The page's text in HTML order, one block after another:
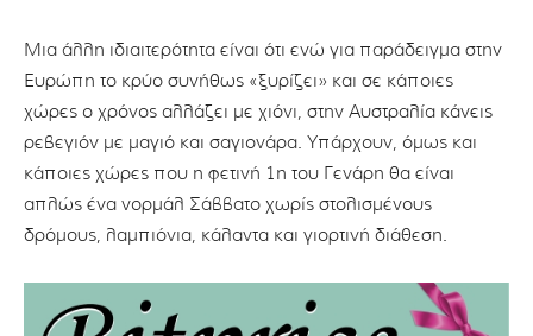
Μια άλλη ιδιαιτερότητα είναι ότι ενώ για παράδειγμα στην
Ευρώπη το κρύο συνήθως «ξυρίζει» και σε κάποιες
χώρες ο χρόνος αλλάζει με χιόνι, στην Αυστραλία κάνεις
ρεβεγιόν με μαγιό και σαγιονάρα. Υπάρχουν, όμως και
κάποιες χώρες που η φετινή 1η του Γενάρη θα είναι
απλώς ένα νορμάλ Σάββατο χωρίς στολισμένους
δρόμους, λαμπιόνια, κάλαντα και γιορτινή διάθεση.